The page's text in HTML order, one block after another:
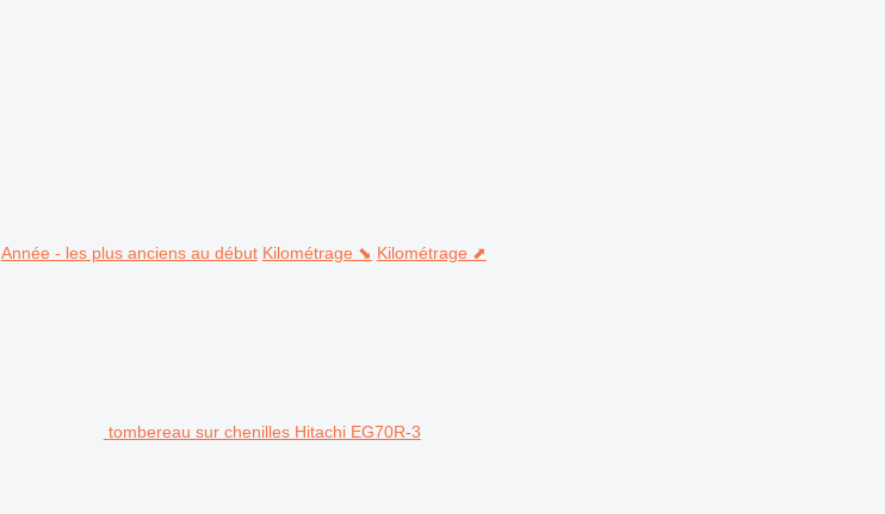
Année - les plus anciens au début Kilométrage ⬊ Kilométrage ⬈
tombereau sur chenilles Hitachi EG70R-3